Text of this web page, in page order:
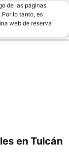
de las páginas
lo tanto, es
web de reserva
en Tulcán